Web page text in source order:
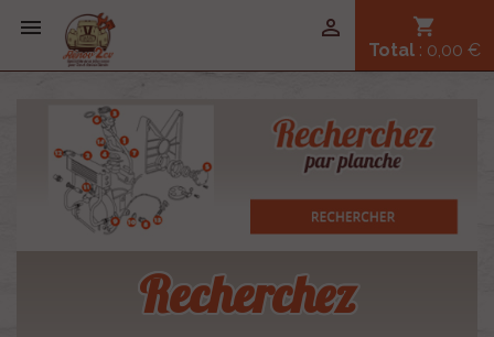
 shopping_cart
Total : 0,00 €

Recherchez